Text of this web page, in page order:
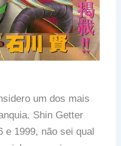
um dos mais
Shin Getter
e 1999, não sei qual